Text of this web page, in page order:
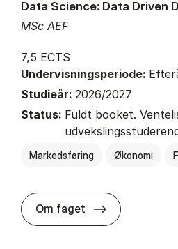
MSc AEF
Data Science: Data Driven
7,5 ECTS
Undervisningsperiode:
Studieår: 2026/2027
Status: Fuldt booket.
Markedsføring Økonomi
Om faget about